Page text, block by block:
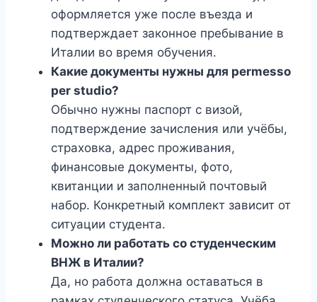
оформляется уже после въезда и
подтверждает законное пребывание в
Италии во время обучения.
Какие документы нужны для permesso
per studio?
Обычно нужны паспорт с визой,
подтверждение зачисления или учёбы,
страховка, адрес проживания,
финансовые документы, фото,
квитанции и заполненный почтовый
набор. Конкретный комплект зависит от
ситуации студента.
Можно ли работать со студенческим
ВНЖ в Италии?
Да, но работа должна оставаться в